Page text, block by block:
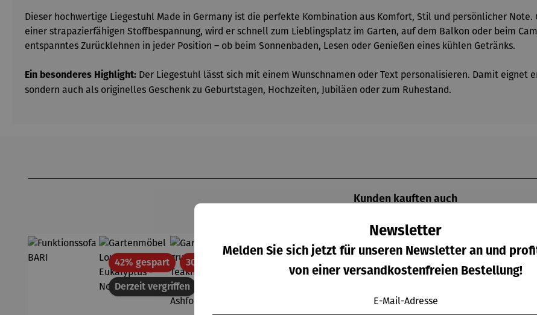
Dieser hochwertige Liegestuhl Made in Germany ist die perfekte Kombination aus Komfort, Stil und persönlicher
einer strapazierfähigen Stoffbespannung, wird er schnell zum Lieblingsplatz im Garten, auf dem Balkon oder beim
entspanntes Zurücklehnen in jeder Position – ob beim Sonnenbaden, Lesen oder Genießen eines kühlen Getränks.
Ein besonderes Highlight: Der Liegestuhl lässt sich mit einem Wunschnamen oder Text personalisieren. Damit
sondern auch als originelles Geschenk zu Geburtstagen, Hochzeiten, Jubiläen oder zum Ruhestand.
Kunden kauften auch
Derzeit vergriffen
42% gespartRabatt30% gespart
Newsletter
Melden Sie sich jetzt für unseren Newsletter an und
von einer versandkostenfreien Bestellung!
E-Mail-Adresse